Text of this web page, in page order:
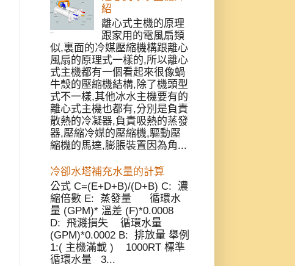
紹
離心式主機的原理
跟家用的電風扇類
似,裏面的冷媒壓縮機構跟離心
風扇的原理式一樣的,所以離心
式主機都有一個看起來很像蝸
牛殼的壓縮機結構,除了機頭型
式不一樣,其他冰水主機要有的
離心式主機也都有,分別是負責
散熱的冷凝器,負責吸熱的蒸發
器,壓縮冷媒的壓縮機,驅動壓
縮機的馬達,膨脹裝置因為角...
冷卻水塔補充水量的計算
公式 C=(E+D+B)/(D+B) C: 濃
縮倍數 E: 蒸發量 循環水
量 (GPM)* 溫差 (F)*0.0008
D: 飛濺損失 循環水量
(GPM)*0.0002 B: 排放量 舉例
1:( 主機滿載 ) 1000RT 標準
循環水量 3...